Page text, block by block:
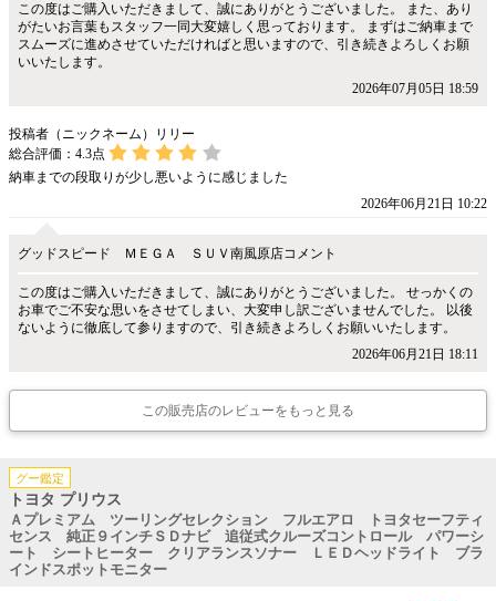
この度はご購入いただきまして、誠にありがとうございました。 また、あり
がたいお言葉もスタッフ一同大変嬉しく思っております。 まずはご納車まで
スムーズに進めさせていただければと思いますので、引き続きよろしくお願
いいたします。
2026年07月05日 18:59
投稿者（ニックネーム）リリー
総合評価： 4.3点
納車までの段取りが少し悪いように感じました
2026年06月21日 10:22
グッドスピード ＭＥＧＡ ＳＵＶ南風原店コメント
この度はご購入いただきまして、誠にありがとうございました。 せっかくの
お車でご不安な思いをさせてしまい、大変申し訳ございませんでした。 以後
ないように徹底して参りますので、引き続きよろしくお願いいたします。
2026年06月21日 18:11
この販売店のレビューをもっと見る
グー鑑定
トヨタ プリウス
Ａプレミアム ツーリングセレクション フルエアロ トヨタセーフティ
センス 純正９インチＳＤナビ 追従式クルーズコントロール パワーシ
ート シートヒーター クリアランスソナー ＬＥＤヘッドライト ブラ
インドスポットモニター